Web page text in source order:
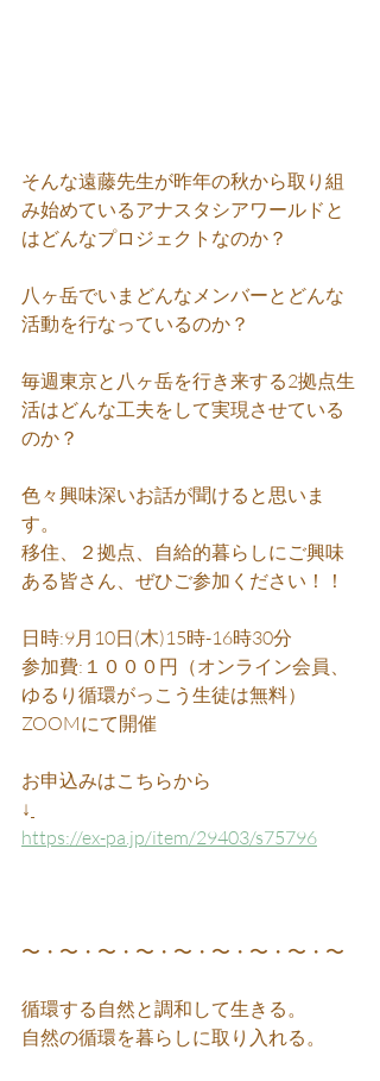
そんな遠藤先生が昨年の秋から取り組
み始めているアナスタシアワールドと
はどんなプロジェクトなのか？
八ヶ岳でいまどんなメンバーとどんな
活動を行なっているのか？
毎週東京と八ヶ岳を行き来する2拠点生
活はどんな工夫をして実現させている
のか？
色々興味深いお話が聞けると思いま
す。
移住、２拠点、自給的暮らしにご興味
ある皆さん、ぜひご参加ください！！
日時:9月10日(木)15時-16時30分
参加費:１０００円（オンライン会員、
ゆるり循環がっこう生徒は無料）
ZOOMにて開催
お申込みはこちらから
↓
https://ex-pa.jp/item/29403/s75796
〜・〜・〜・〜・〜・〜・〜・〜・〜
循環する自然と調和して生きる。
自然の循環を暮らしに取り入れる。